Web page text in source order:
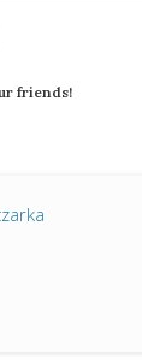
friends!